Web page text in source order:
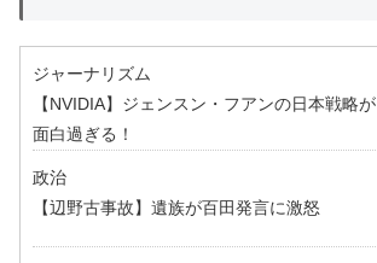
ジャーナリズム
【NVIDIA】ジェンスン・フアンの日本戦略が
面白過ぎる！
政治
【辺野古事故】遺族が百田発言に激怒